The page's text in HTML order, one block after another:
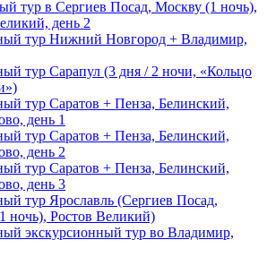
тур в Сергиев Посад, Москву (1 ночь),
день 2
тур Нижний Новгород + Владимир,
тур Сарапул (3 дня / 2 ночи, «Кольцо
тур Саратов + Пенза, Белинский,
день 1
тур Саратов + Пенза, Белинский,
день 2
тур Саратов + Пенза, Белинский,
день 3
тур Ярославль (Сергиев Посад,
ночь), Ростов Великий)
экскурсионный тур во Владимир,